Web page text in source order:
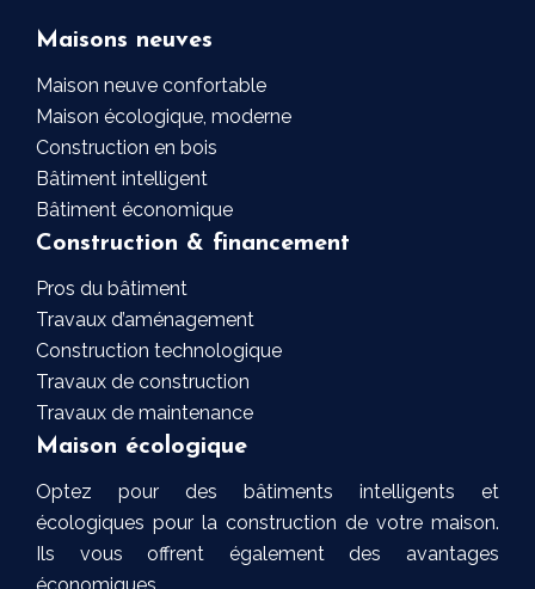
Maisons neuves
Maison neuve confortable
Maison écologique, moderne
Construction en bois
Bâtiment intelligent
Bâtiment économique
Construction & financement
Pros du bâtiment
Travaux d’aménagement
Construction technologique
Travaux de construction
Travaux de maintenance
Maison écologique
Optez pour des bâtiments intelligents et
écologiques pour la construction de votre maison.
Ils vous offrent également des avantages